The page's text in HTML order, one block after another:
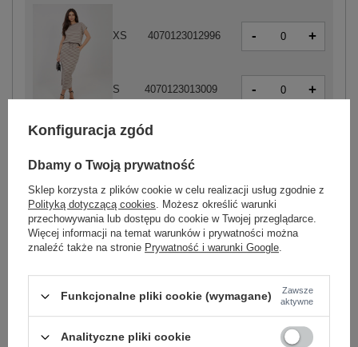
ciemny beżowy
XS 4070123012996 - +
S 4070123013009 - +
jasny beżowy
S 4070123013054 -
Konfiguracja zgód
Dbamy o Twoją prywatność
Sklep korzysta z plików cookie w celu realizacji usług zgodnie z
Polityką dotyczącą cookies. Możesz określić warunki
przechowywania lub dostępu do cookie w Twojej przeglądarce.
Więcej informacji na temat warunków i prywatności można
znaleźć także na stronie Prywatność i warunki Google.
Funkcjonalne pliki cookie (wymagane)
Zawsze
aktywne
Analityczne pliki cookie